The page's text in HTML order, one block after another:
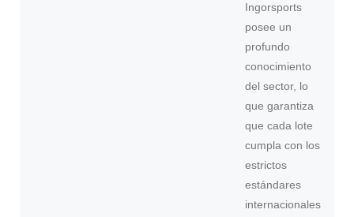
Ingorsports
posee un
profundo
conocimiento
del sector, lo
que garantiza
que cada lote
cumpla con los
estrictos
estándares
internacionales